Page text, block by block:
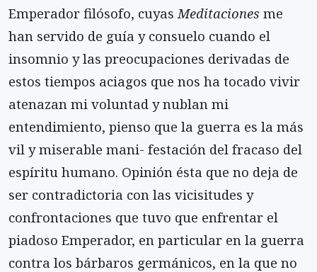
Emperador filósofo, cuyas Meditaciones me
han servido de guía y consuelo cuando el
insomnio y las preocupaciones derivadas de
estos tiempos aciagos que nos ha tocado vivir
atenazan mi voluntad y nublan mi
entendimiento, pienso que la guerra es la más
vil y miserable mani- festación del fracaso del
espíritu humano. Opinión ésta que no deja de
ser contradictoria con las vicisitudes y
confrontaciones que tuvo que enfrentar el
piadoso Emperador, en particular en la guerra
contra los bárbaros germánicos, en la que no